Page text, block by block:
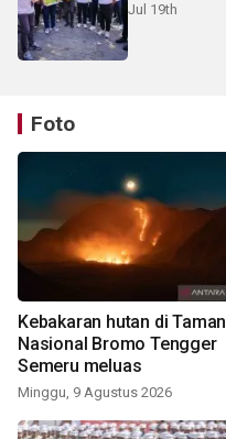
Jul 19th
Foto
Kebakaran hutan di Taman
Nasional Bromo Tengger
Semeru meluas
Minggu, 9 Agustus 2026